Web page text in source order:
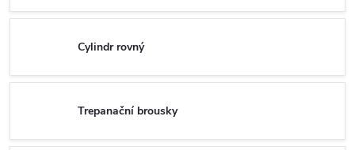
Cylindr rovný
Trepanační brousky